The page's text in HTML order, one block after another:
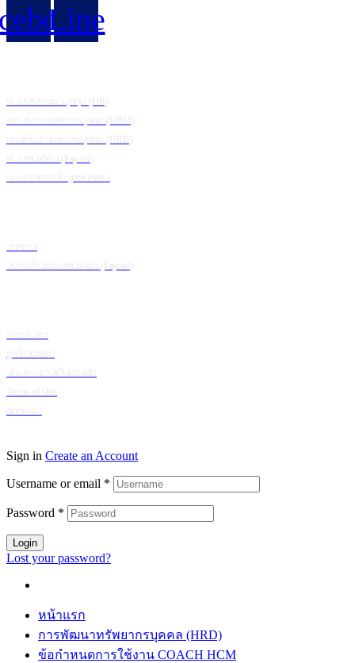
Line
Sign in Create an Account
Username or email *
Password *
Login
Lost your password?
หน้าแรก
การพัฒนาทรัพยากรบุคคล (HRD)
ข้อกำหนดการใช้งาน COACH HCM